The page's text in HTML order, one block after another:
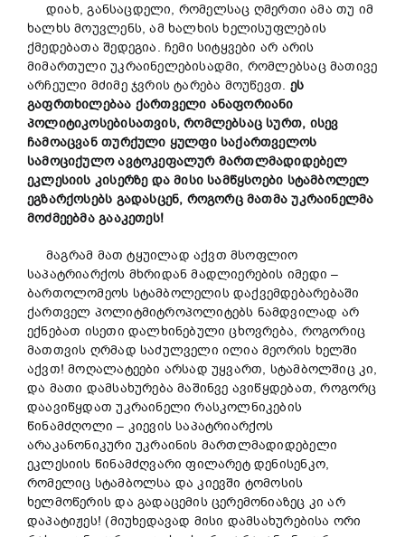
დიახ, განსაცდელი, რომელსაც ღმერთი ამა თუ იმ
ხალხს მოუვლენს, ამ ხალხის ხელისუფლების
ქმედებათა შედეგია. ჩემი სიტყვები არ არის
მიმართული უკრაინელებისადმი, რომლებსაც მათივე
არჩეული მძიმე ჯვრის ტარება მოუწევთ. ეს
გაფრთხილებაა ქართველი ანაფორიანი
პოლიტიკოსებისათვის, რომლებსაც სურთ, ისევ
ჩამოაცვან თურქული ყულფი საქართველოს
სამოციქულო ავტოკეფალურ მართლმადიდებელ
ეკლესიის კისერზე და მისი სამწყსოები სტამბოლელ
ეგზარქოსებს გადასცენ, როგორც მათმა უკრაინელმა
მოძმეებმა გააკეთეს!
მაგრამ მათ ტყუილად აქვთ მსოფლიო
საპატრიარქოს მხრიდან მადლიერების იმედი –
ბართოლომეოს სტამბოლელის დაქვემდებარებაში
ქართველ პოლიტმიტროპოლიტებს ნამდვილად არ
ექნებათ ისეთი დალხინებული ცხოვრება, როგორიც
მათთვის ღრმად საძულველი ილია მეორის ხელში
აქვთ! მოღალატეები არსად უყვართ, სტამბოლშიც კი,
და მათი დამსახურება მაშინვე ავიწყდებათ, როგორც
დაავიწყდათ უკრაინელი რასკოლნიკების
წინამძღოლი – კიევის საპატრიარქოს
არაკანონიკური უკრაინის მართლმადიდებელი
ეკლესიის წინამძღვარი ფილარეტ დენისენკო,
რომელიც სტამბოლსა და კიევში ტომოსის
ხელმოწერის და გადაცემის ცერემონიაზეც კი არ
დაპატიჟეს! (მიუხედავად მისი დამსახურებისა ორი